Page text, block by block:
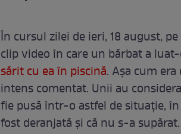
În cursul zilei de ieri, 18 august,
clip video în care un bărbat a
sărit cu ea în piscină. Așa cum
intens comentat. Unii au
fie pusă într-o astfel de situație,
fost deranjată și că nu s-a supărat.